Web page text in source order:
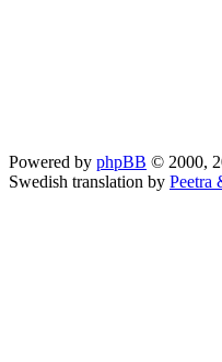
Powered by phpBB © 2000,
Swedish translation by Peetra